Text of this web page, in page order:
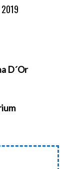
2019
D´Or